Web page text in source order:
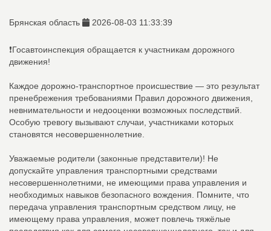
Брянская область 2026-08-03 11:33:39
❗️Госавтоинспекция обращается к участникам дорожного
движения!
Каждое дорожно-транспортное происшествие — это результат
пренебрежения требованиями Правил дорожного движения,
невнимательности и недооценки возможных последствий.
Особую тревогу вызывают случаи, участниками которых
становятся несовершеннолетние.
Уважаемые родители (законные представители)! Не
допускайте управления транспортными средствами
несовершеннолетними, не имеющими права управления и
необходимых навыков безопасного вождения. Помните, что
передача управления транспортным средством лицу, не
имеющему права управления, может повлечь тяжёлые